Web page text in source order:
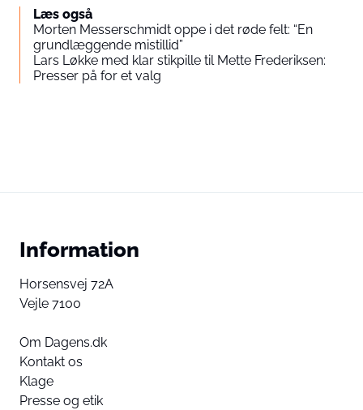
Læs også
Morten Messerschmidt oppe i det røde felt: “En
grundlæggende mistillid”
Lars Løkke med klar stikpille til Mette Frederiksen:
Presser på for et valg
Information
Horsensvej 72A
Vejle 7100
Om Dagens.dk
Kontakt os
Klage
Presse og etik